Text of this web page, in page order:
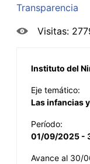
Transparencia
Visitas:
Instituto del
Eje temático:
Las infancias
Período:
01/09/2025 -
Avance al 30/